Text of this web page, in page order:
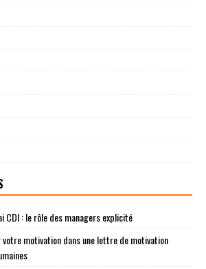
CDI : le rôle des managers explicité
motivation dans une lettre de motivation